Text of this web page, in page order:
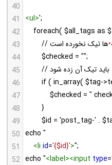
40
41
<ul>';
42
foreach( $all_tags as
43
•ها تیک نخورده است
44
$checked = "";
45
باید تیک آن زده شود
46
if ( in_array( $tag-
47
$checked = "
48
}
49
$id = 'post_tag-' .
50 echo "
51
<li id='{$id}'>";
52 echo "<label><input type=